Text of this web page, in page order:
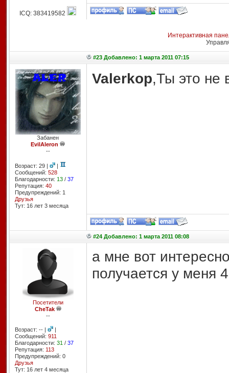
ICQ: 383419582
Интерактивная
#23 Добавлено: 1 марта 2011 07:15
Забанен
EvilAleron
--
Возраст: 29 |
|
Сообщений: 528
Благодарности: 13/ 37
Репутация: 40
Предупреждений: 1
Друзья
Тут: 16 лет 3 месяцa
Valerkop,Ты это не
#24 Добавлено: 1 марта 2011 08:08
Посетители
CheTak
--
Возраст: -- |
|
Сообщений: 911
Благодарности: 31 / 37
Репутация: 113
Предупреждений: 0
Друзья
Тут: 16 лет 4 месяцa
а мне вот
получается у меня